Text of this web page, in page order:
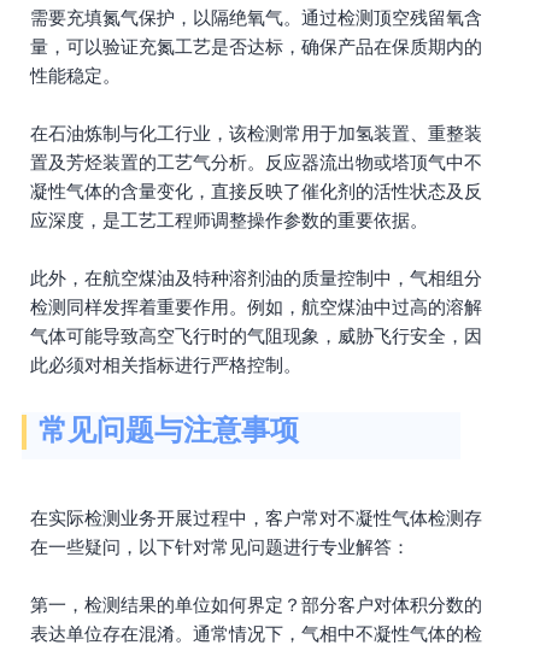
需要充填氮气保护，以隔绝氧气。通过检测顶空残留氧含
量，可以验证充氮工艺是否达标，确保产品在保质期内的
性能稳定。
在石油炼制与化工行业，该检测常用于加氢装置、重整装
置及芳烃装置的工艺气分析。反应器流出物或塔顶气中不
凝性气体的含量变化，直接反映了催化剂的活性状态及反
应深度，是工艺工程师调整操作参数的重要依据。
此外，在航空煤油及特种溶剂油的质量控制中，气相组分
检测同样发挥着重要作用。例如，航空煤油中过高的溶解
气体可能导致高空飞行时的气阻现象，威胁飞行安全，因
此必须对相关指标进行严格控制。
常见问题与注意事项
在实际检测业务开展过程中，客户常对不凝性气体检测存
在一些疑问，以下针对常见问题进行专业解答：
第一，检测结果的单位如何界定？部分客户对体积分数的
表达单位存在混淆。通常情况下，气相中不凝性气体的检